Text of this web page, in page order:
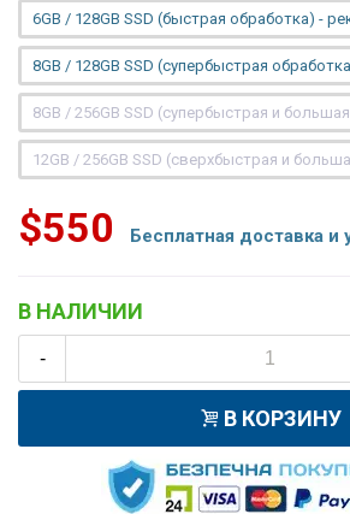
6GB / 128GB SSD (быстрая обработка) -
8GB / 128GB SSD (супербыстрая
8GB / 256GB SSD (супербыстрая и
12GB / 256GB SSD (сверхбыстрая и
$550 Бесплатная доставка и
В НАЛИЧИИ
-
В КОРЗИНУ